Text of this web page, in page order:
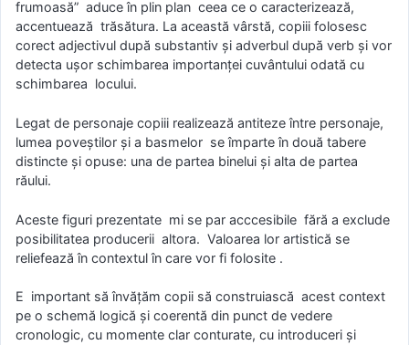
frumoasă” aduce în plin plan ceea ce o caracterizează,
accentuează trăsătura. La această vârstă, copiii folosesc
corect adjectivul după substantiv şi adverbul după verb şi vor
detecta uşor schimbarea importanţei cuvântului odată cu
schimbarea locului.
Legat de personaje copiii realizează antiteze între personaje,
lumea poveştilor şi a basmelor se împarte în două tabere
distincte şi opuse: una de partea binelui şi alta de partea
răului.
Aceste figuri prezentate mi se par acccesibile fără a exclude
posibilitatea producerii altora. Valoarea lor artistică se
reliefează în contextul în care vor fi folosite .
E important să învăţăm copii să construiască acest context
pe o schemă logică şi coerentă din punct de vedere
cronologic, cu momente clar conturate, cu introduceri şi